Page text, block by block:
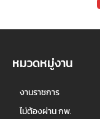
หมวดหมู่งาน
งานราชการ
ไม่ต้องผ่าน กพ.